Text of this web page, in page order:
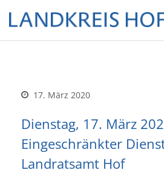
17. März 2020
Dienstag, 17. März
Eingeschränkter
Landratsamt Hof